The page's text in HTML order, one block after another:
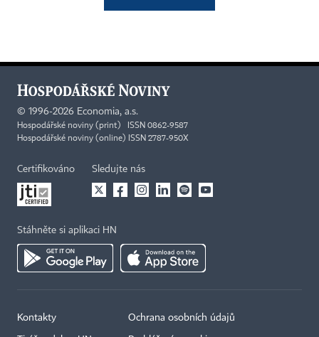
© 1996-2026 Economia, a.s.
Hospodářské noviny (print) ISSN 0862-9587
Hospodářské noviny (online) ISSN 2787-950X
Certifikováno Sledujte nás
Stáhněte si aplikaci HN
Kontakty Ochrana osobních údajů